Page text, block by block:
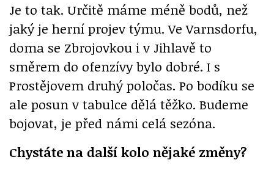
Je to tak. Určitě máme méně bodů, než
jaký je herní projev týmu. Ve Varnsdorfu,
doma se Zbrojovkou i v Jihlavě to
směrem do ofenzívy bylo dobré. I s
Prostějovem druhý poločas. Po bodíku se
ale posun v tabulce dělá těžko. Budeme
bojovat, je před námi celá sezóna.
Chystáte na další kolo nějaké změny?